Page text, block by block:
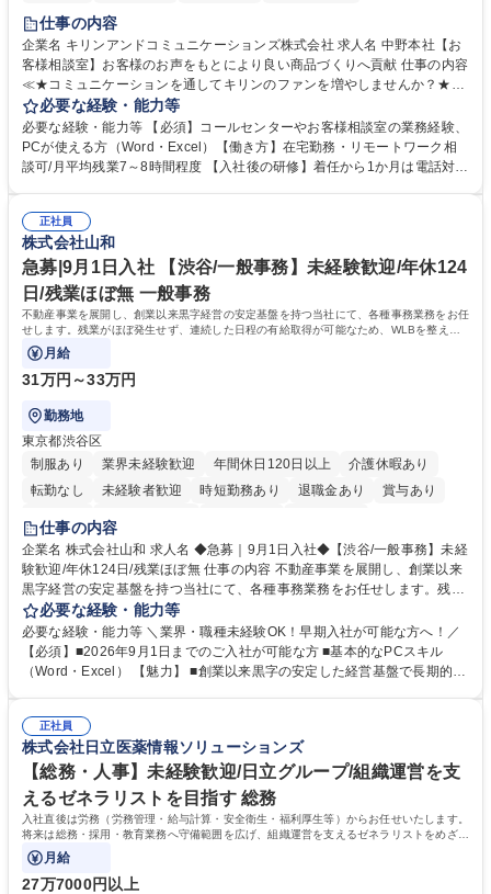
仕事の内容
企業名 キリンアンドコミュニケーションズ株式会社 求人名 中野本社【お
客様相談室】お客様のお声をもとにより良い商品づくりへ貢献 仕事の内容
≪★コミュニケーションを通してキリンのファンを増やしませんか？★≫
お客様のお声をより良い商品づくりに活かしていく上で、窓口となるお客
様相談室でのお仕事です。 日々お客様からいただくキリングループへのご
意見を、企業活動に活かしています。お客様からの声に迅速かつ誠意をも
って対応、情報提供するとともにグループ内活動に反映しています。 【具
平均100件前後■メール・手紙：同上40件前後 募集職種 中野本社【お客様
相談室】お客様のお声をもとにより良い商品づくりへ貢献
必要な経験・能力等
必要な経験・能力等 【必須】コールセンターやお客様相談室の業務経験、
PCが使える方（Word・Excel）【働き方】在宅勤務・リモートワーク相
談可/月平均残業7～8時間程度 【入社後の研修】着任から1か月は電話対応
すのでご安心ください。 【当社について】キリングループの広報機能を担
う会社として、お客様との出会いを大切にし、磨き上げたホスピタリティ
を込めてコミュニケーションをとりながら広報関連業務を行っておりま
す。 学歴・資格 学歴：大学院 大学 高専 短大 専修学校 高校 語学力： 資
格：
正社員
株式会社山和
急募|9月1日入社 【渋谷/一般事務】未経験歓迎/年休124
日/残業ほぼ無 一般事務
不動産事業を展開し、創業以来黒字経営の安定基盤を持つ当社にて、各種事務業務をお任
せします。残業がほぼ発生せず、連続した日程の有給取得が可能なため、WLBを整えた
い方にお勧めの環境です！
月給
31万円～33万円
勤務地
東京都渋谷区
制服あり
業界未経験歓迎 年間休日120日以上
介護休暇あり
転勤なし
未経験者歓迎 時短勤務あり 退職金あり
賞与あり
育休あり
完全週休2日制
仕事の内容
企業名 株式会社山和 求人名 ◆急募｜9月1日入社◆【渋谷/一般事務】未経
験歓迎/年休124日/残業ほぼ無 仕事の内容 不動産事業を展開し、創業以来
黒字経営の安定基盤を持つ当社にて、各種事務業務をお任せします。残業
がほぼ発生せず、連続した日程の有給取得が可能なため、WLBを整えたい
方にお勧めの環境です！ 入社後はOJTを通じて丁寧に研修を行いますの
で、事務未経験の方でも安心して臨むことができます。 【業務詳細】■電
話・来客対応 ■物件の鍵や社内の備品管理 ■データ入力や書類作成 ■契約
必要な経験・能力等
必要な経験・能力等 ＼業界・職種未経験OK！早期入社が可能な方へ！／
【必須】■2026年9月1日までのご入社が可能な方 ■基本的なPCスキル
（Word・Excel） 【魅力】 ■創業以来黒字の安定した経営基盤で長期的に
のOJTで業務を習得可能、未経験でもしっかりサポート 学歴・資格 学
歴：大学院 大学 高専 短大 語学力： 資格：
正社員
株式会社日立医薬情報ソリューションズ
【総務・人事】未経験歓迎/日立グループ/組織運営を支
えるゼネラリストを目指す 総務
入社直後は労務（労務管理・給与計算・安全衛生・福利厚生等）からお任せいたします。
将来は総務・採用・教育業務へ守備範囲を広げ、組織運営を支えるゼネラリストをめざせ
ます。
月給
27万7000円以上